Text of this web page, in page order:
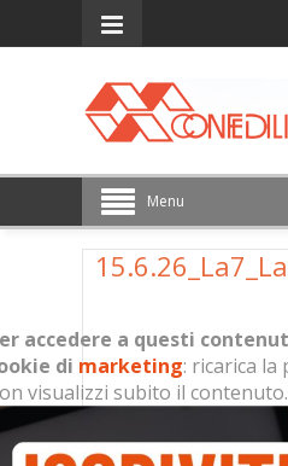
Menu
accedere a questi
di marketing: ricarica la
visualizzi subito il contenuto.